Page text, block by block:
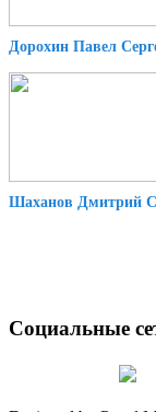
Дорохин Павел
Шаханов Дмитрий
Социальные